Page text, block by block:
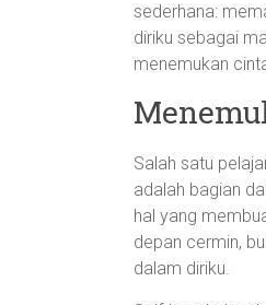
sederhana:
diriku sebagai
menemukan
Salah satu
adalah bagian
hal yang
depan cermin,
dalam diriku.